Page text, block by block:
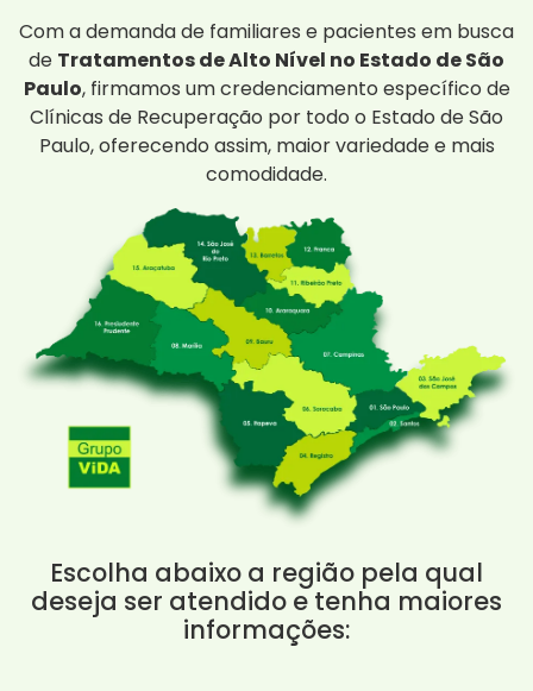
Com a demanda de familiares e pacientes em busca
de Tratamentos de Alto Nível no Estado de São
Paulo, firmamos um credenciamento específico de
Clínicas de Recuperação por todo o Estado de São
Paulo, oferecendo assim, maior variedade e mais
comodidade.
Escolha abaixo a região pela qual
deseja ser atendido e tenha maiores
informações: